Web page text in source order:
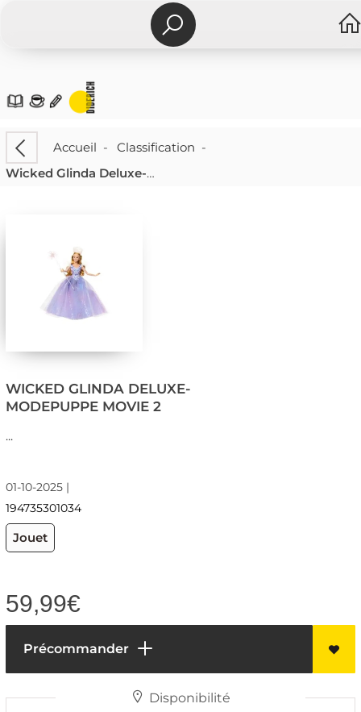
Accueil - Classification -
Wicked Glinda Deluxe-modepuppe Movie 2
WICKED GLINDA DELUXE-
MODEPUPPE MOVIE 2
...
01-10-2025 |
194735301034
Jouet
59,99€
Précommander
Disponibilité